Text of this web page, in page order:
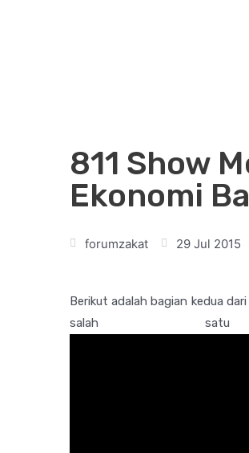
811 Show
Ekonomi
forumzakat 29 Jul 2015
Berikut adalah bagian kedua
salah satu